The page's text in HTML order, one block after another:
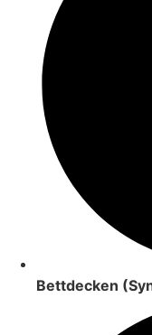
Bettdecken